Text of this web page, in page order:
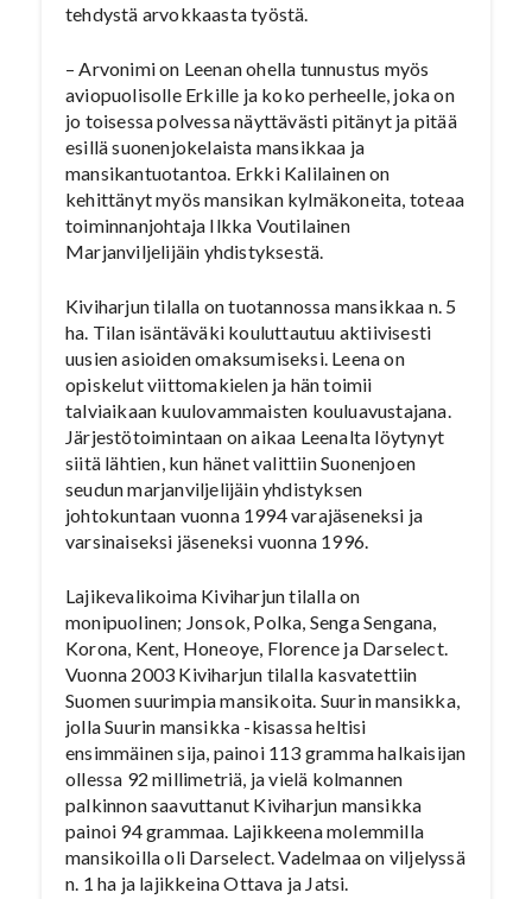
tehdystä arvokkaasta työstä.
– Arvonimi on Leenan ohella tunnustus myös
aviopuolisolle Erkille ja koko perheelle, joka on
jo toisessa polvessa näyttävästi pitänyt ja pitää
esillä suonenjokelaista mansikkaa ja
mansikantuotantoa. Erkki Kalilainen on
kehittänyt myös mansikan kylmäkoneita, toteaa
toiminnanjohtaja Ilkka Voutilainen
Marjanviljelijäin yhdistyksestä.
Kiviharjun tilalla on tuotannossa mansikkaa n. 5
ha. Tilan isäntäväki kouluttautuu aktiivisesti
uusien asioiden omaksumiseksi. Leena on
opiskelut viittomakielen ja hän toimii
talviaikaan kuulovammaisten kouluavustajana.
Järjestötoimintaan on aikaa Leenalta löytynyt
siitä lähtien, kun hänet valittiin Suonenjoen
seudun marjanviljelijäin yhdistyksen
johtokuntaan vuonna 1994 varajäseneksi ja
varsinaiseksi jäseneksi vuonna 1996.
Lajikevalikoima Kiviharjun tilalla on
monipuolinen; Jonsok, Polka, Senga Sengana,
Korona, Kent, Honeoye, Florence ja Darselect.
Vuonna 2003 Kiviharjun tilalla kasvatettiin
Suomen suurimpia mansikoita. Suurin mansikka,
jolla Suurin mansikka -kisassa heltisi
ensimmäinen sija, painoi 113 gramma halkaisijan
ollessa 92 millimetriä, ja vielä kolmannen
palkinnon saavuttanut Kiviharjun mansikka
painoi 94 grammaa. Lajikkeena molemmilla
mansikoilla oli Darselect. Vadelmaa on viljelyssä
n. 1 ha ja lajikkeina Ottava ja Jatsi.